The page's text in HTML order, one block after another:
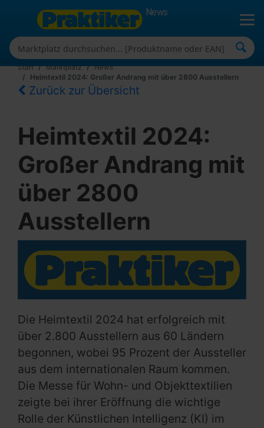
News
Start Marktplatz
News
Heimtextil 2024: Großer Andrang mit über 2800 Ausstellern
Zurück zur Übersicht
Heimtextil 2024:
Großer Andrang mit
über 2800
Ausstellern
Die Heimtextil 2024 hat erfolgreich mit
über 2.800 Ausstellern aus 60 Ländern
begonnen, wobei 95 Prozent der Aussteller
aus dem internationalen Raum kommen.
Die Messe für Wohn- und Objekttextilien
zeigte bei ihrer Eröffnung die wichtige
Rolle der Künstlichen Intelligenz (KI) im